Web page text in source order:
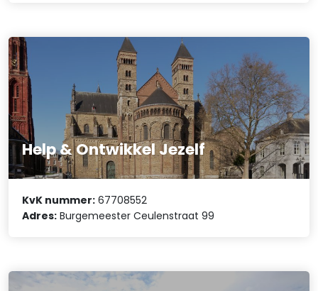
Help & Ontwikkel Jezelf
KvK nummer: 67708552
Adres: Burgemeester Ceulenstraat 99